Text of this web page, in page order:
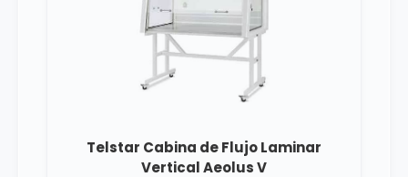
Telstar Cabina de Flujo Laminar
Vertical Aeolus V